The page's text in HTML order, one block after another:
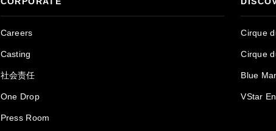
Careers
Casting
社会责任
One Drop
Press Room
Cirque
Cirque
Blue
VStar